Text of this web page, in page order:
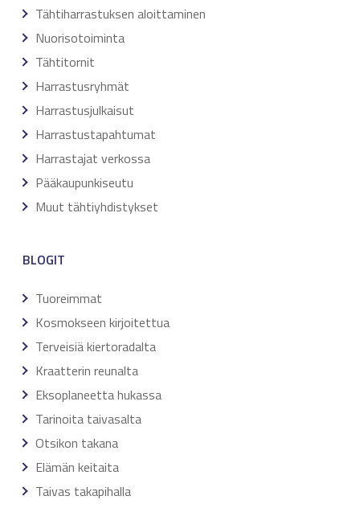
Tähtiharrastuksen aloittaminen
Nuorisotoiminta
Tähtitornit
Harrastusryhmät
Harrastusjulkaisut
Harrastustapahtumat
Harrastajat verkossa
Pääkaupunkiseutu
Muut tähtiyhdistykset
BLOGIT
Tuoreimmat
Kosmokseen kirjoitettua
Terveisiä kiertoradalta
Kraatterin reunalta
Eksoplaneetta hukassa
Tarinoita taivasalta
Otsikon takana
Elämän keitaita
Taivas takapihalla